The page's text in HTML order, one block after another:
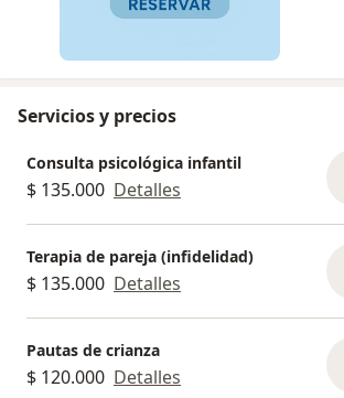
Servicios y precios
Consulta psicológica infantil
$ 135.000 Detalles
Terapia de pareja (infidelidad)
$ 135.000 Detalles
Pautas de crianza
$ 120.000 Detalles